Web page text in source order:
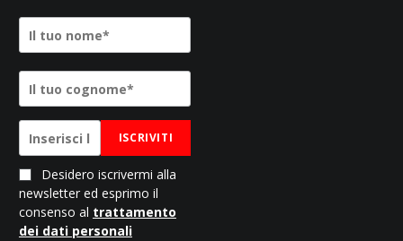
ISCRIVITI
Desidero iscrivermi alla
newsletter ed esprimo il
consenso al trattamento
dei dati personali